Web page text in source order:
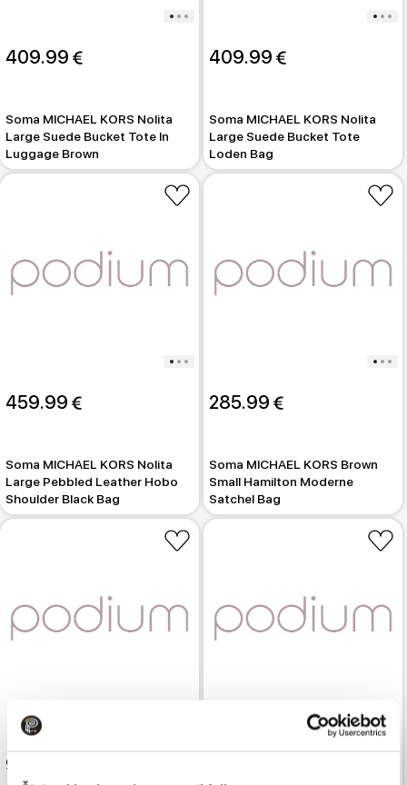
409.99
Soma MICHAEL KORS Nolita
Large Suede Bucket Tote In
Luggage Brown
409.99
Soma MICHAEL KORS Nolita
Large Suede Bucket Tote
Loden Bag
459.99
Soma MICHAEL KORS Nolita
Large Pebbled Leather Hobo
Shoulder Black Bag
285.99
Soma MICHAEL KORS Brown
Small Hamilton Moderne
Satchel Bag
919.99